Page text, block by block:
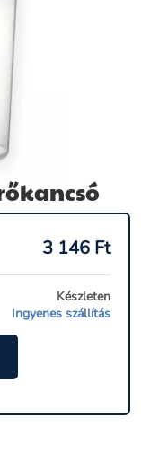
3 146 Ft
Készleten
Ingyenes szállítás